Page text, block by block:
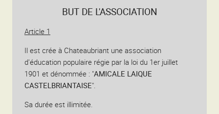
BUT DE L'ASSOCIATION
Article 1
Il est crée à Chateaubriant une association
d'éducation populaire régie par la loi du 1er juillet
1901 et dénommée : "AMICALE LAIQUE
CASTELBRIANTAISE".
Sa durée est illimitée.